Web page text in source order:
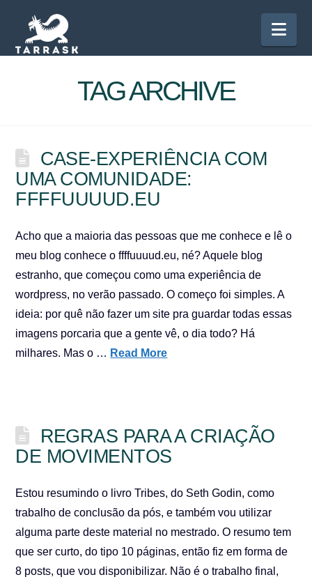
TAG ARCHIVE
CASE-EXPERIÊNCIA COM
UMA COMUNIDADE:
FFFFUUUUD.EU
Acho que a maioria das pessoas que me conhece e lê o
meu blog conhece o ffffuuuud.eu, né? Aquele blog
estranho, que começou como uma experiência de
wordpress, no verão passado. O começo foi simples. A
ideia: por quê não fazer um site pra guardar todas essas
imagens porcaria que a gente vê, o dia todo? Há
milhares. Mas o … Read More
REGRAS PARA A CRIAÇÃO
DE MOVIMENTOS
Estou resumindo o livro Tribes, do Seth Godin, como
trabalho de conclusão da pós, e também vou utilizar
alguma parte deste material no mestrado. O resumo tem
que ser curto, do tipo 10 páginas, então fiz em forma de
8 posts, que vou disponibilizar. Não é o trabalho final,